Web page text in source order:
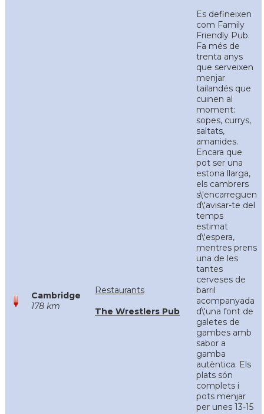
Cambridge
178 km
Restaurants
The Wrestlers Pub
Es defineixen
com Family
Friendly Pub.
Fa més de
trenta anys
que serveixen
menjar
tailandés que
cuinen al
moment:
sopes, currys,
saltats,
amanides.
Encara que
pot ser una
estona llarga,
els cambrers
s\'encarreguen
d\'avisar-te del
temps
estimat
d\'espera,
mentres prens
una de les
tantes
cerveses de
barril
acompanyada
d\'una font de
galetes de
gambes amb
sabor a
gamba
autèntica. Els
plats són
complets i
pots menjar
per unes 13-15